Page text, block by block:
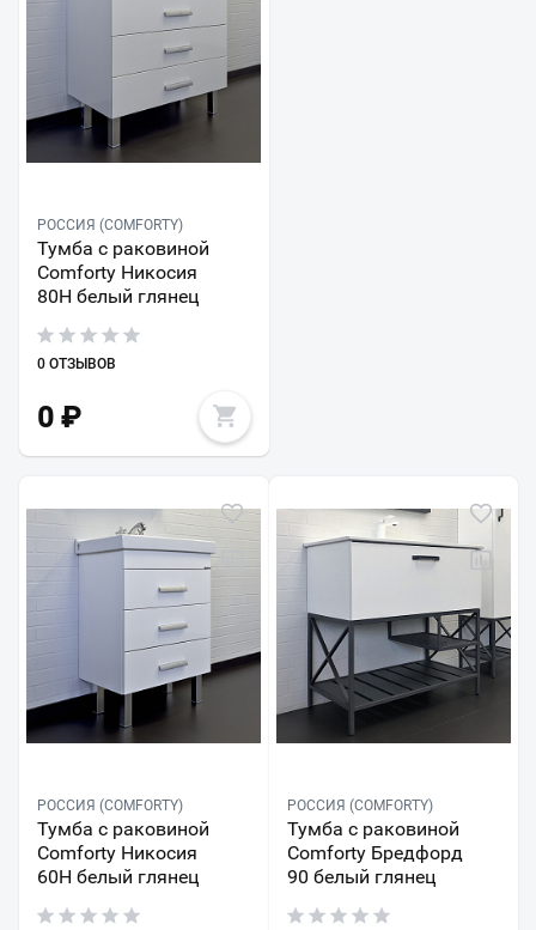
РОССИЯ (COMFORTY)
Тумба с раковиной
Comforty Никосия
80Н белый глянец
0 ОТЗЫВОВ
0 ₽
РОССИЯ (COMFORTY)
Тумба с раковиной
Comforty Никосия
60Н белый глянец
РОССИЯ (COMFORTY)
Тумба с раковиной
Comforty Бредфорд
90 белый глянец